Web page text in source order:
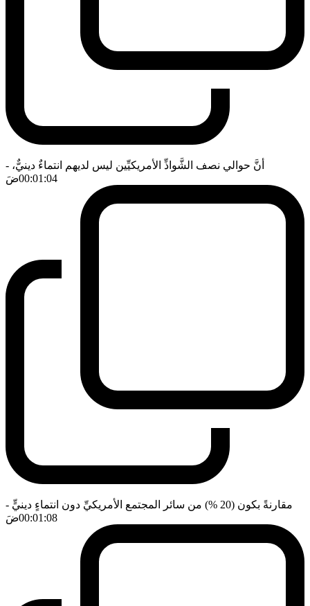
أنَّ حوالي نصف الشَّواذِّ الأمريكيِّين ليس لديهم انتماءٌ دينيٌّ، -
00:01:04ضَ
مقارنةً بكون (20 %) من سائر المجتمع الأمريكيِّ دون انتماءٍ دينيٍّ
-
00:01:08ضَ